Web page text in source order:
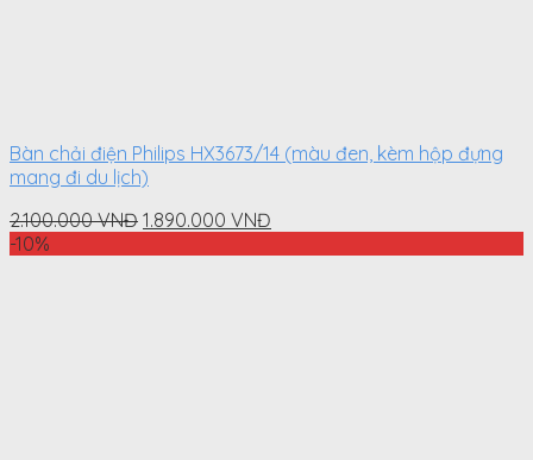
Bàn chải điện Philips HX3673/14 (màu đen, kèm hộp đựng
mang đi du lịch)
2.100.000VNĐ Original
1.890.000 VNĐ
-10%